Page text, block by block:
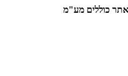
כוללים מע"מ